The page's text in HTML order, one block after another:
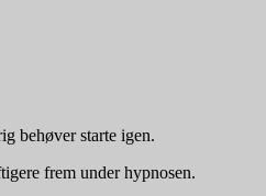
behøver starte igen.
frem under hypnosen.